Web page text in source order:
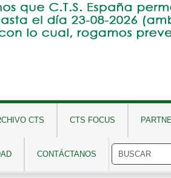
CTS CTS FOCUS
CONTÁCTANOS